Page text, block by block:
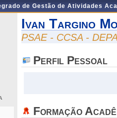
de Gestão de Atividades
Ivan Targino
PSAE - CCSA -
Perfil Pessoal
Formação